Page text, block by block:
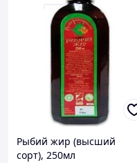
Рыбий жир (высший
сорт), 250мл